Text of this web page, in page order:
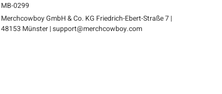
MB-0299
Merchcowboy GmbH & Co. KG Friedrich-Ebert-Straße 7 |
48153 Münster | support@merchcowboy.com